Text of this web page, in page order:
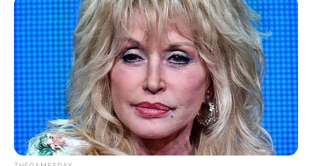
importância da identificação precoce dos sintomas e do
acompanhamento adequado dos pacientes.
Influenza A e B também avançam
Além do VSR, o boletim aponta crescimento dos casos graves
relacionados à Influenza A e à Influenza B.